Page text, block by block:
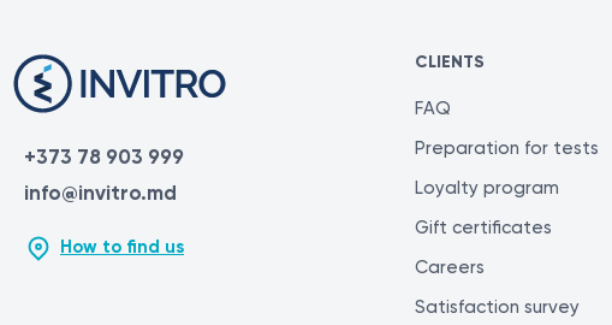
+373 78 903 999
info@invitro.md
How to find us
CLIENTS
FAQ
Preparation for tests
Loyalty program
Gift certificates
Careers
Satisfaction survey